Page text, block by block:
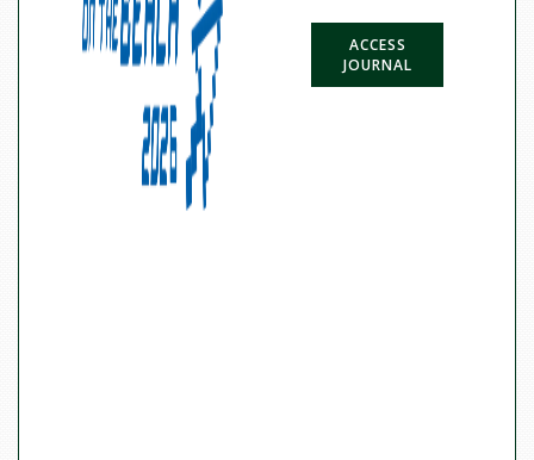
ACCESS
JOURNAL